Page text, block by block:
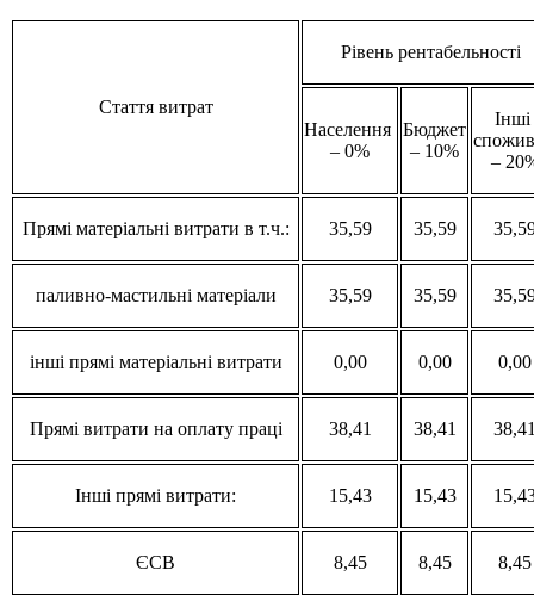
Стаття витрат
Рівень рентабельності
Населення
– 0%
Бюджет
– 10%
Інші
–
Прямі матеріальні витрати в т.ч.: 35,59 35,59
паливно-мастильні матеріали 35,59 35,59
інші прямі матеріальні витрати 0,00 0,00 0,00
Прямі витрати на оплату праці 38,41 38,41
Інші прямі витрати: 15,43 15,43
ЄСВ 8,45 8,45 8,45